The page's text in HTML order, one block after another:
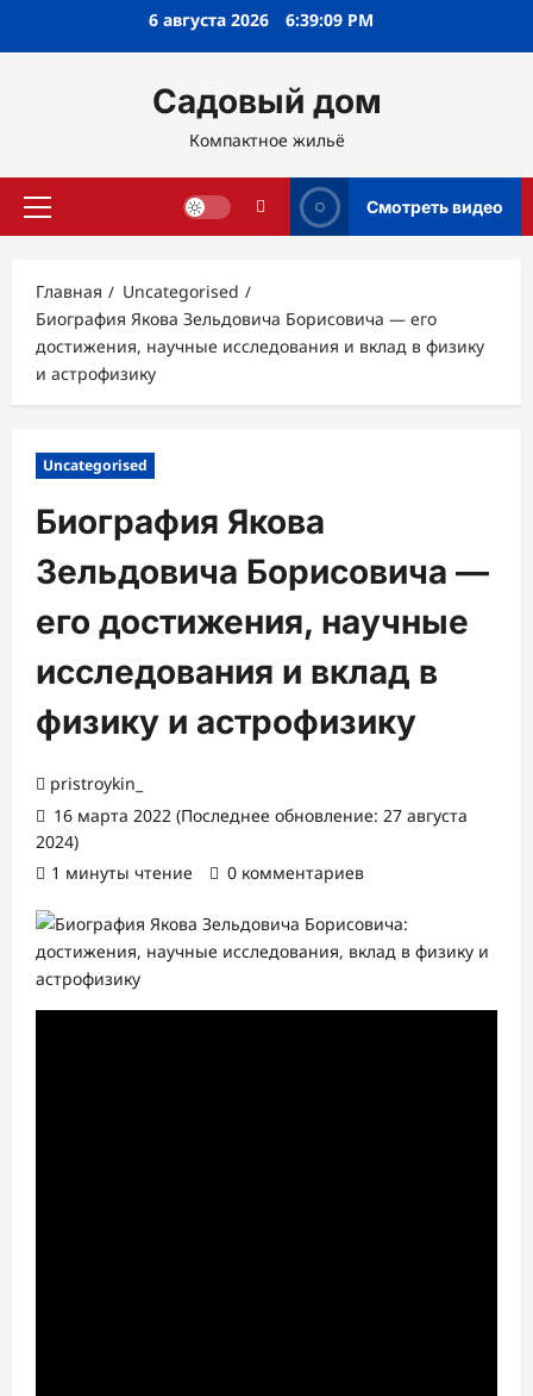
6 августа 2026 6:39:10 PM
Садовый дом
Компактное жильё
Основное
Смотреть видео
Главная
Uncategorised
Биография Якова Зельдовича Борисовича — его
достижения, научные исследования и вклад в физику
и астрофизику
Uncategorised
Биография Якова
Зельдовича Борисовича —
его достижения, научные
исследования и вклад в
физику и астрофизику
pristroykin_
16 марта 2022 (Последнее обновление: 27 августа
2024)
1 минуты чтение
0 комментариев